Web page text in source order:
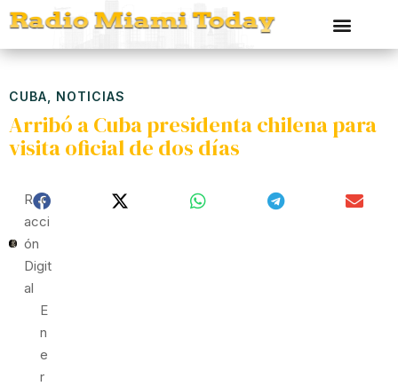
CUBA NOTICIAS
Arribó a Cuba presidenta chilena para
visita oficial de dos días
Red
Acci
Ón
Digit
Al
E
N
E
R